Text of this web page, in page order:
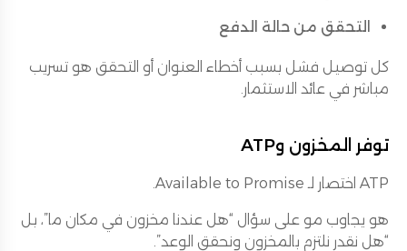
التحقق من حالة الدفع
كل توصيل فشل بسبب أخطاء العنوان أو التحقق هو تسريب
مباشر في عائد الاستثمار.
توفر المخزون وATP
ATP اختصار لـ Available to Promise.
هو يجاوب مو على سؤال “هل عندنا مخزون في مكان ما”، بل
“هل نقدر نلتزم بالمخزون ونحقق الوعد”.